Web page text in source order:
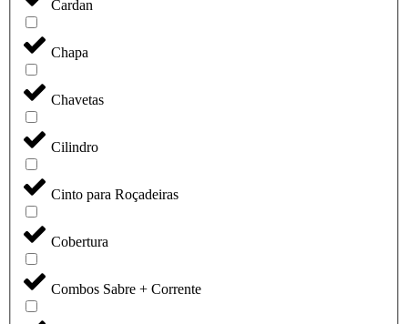
Cardan
Chapa
Chavetas
Cilindro
Cinto para Roçadeiras
Cobertura
Combos Sabre + Corrente